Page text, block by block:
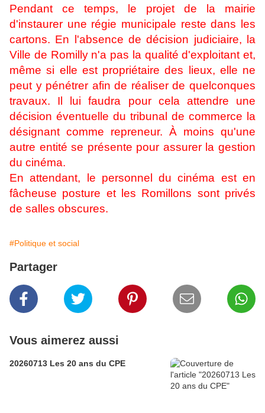
Pendant ce temps, le projet de la mairie
d'instaurer une régie municipale reste dans les
cartons. En l'absence de décision judiciaire, la
Ville de Romilly n'a pas la qualité d'exploitant et,
même si elle est propriétaire des lieux, elle ne
peut y pénétrer afin de réaliser de quelconques
travaux. Il lui faudra pour cela attendre une
décision éventuelle du tribunal de commerce la
désignant comme repreneur. À moins qu'une
autre entité se présente pour assurer la gestion
du cinéma.
En attendant, le personnel du cinéma est en
fâcheuse posture et les Romillons sont privés
de salles obscures.
#Politique et social
Partager
Vous aimerez aussi
20260713 Les 20 ans du CPE